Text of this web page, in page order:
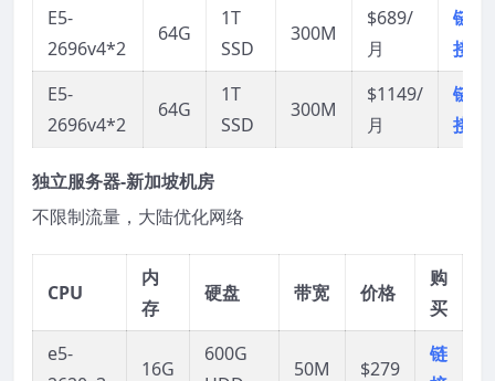
E5-
2696v4*2
64G
1T
SSD
300M
$689/
月
链
接
E5-
2696v4*2
64G
1T
SSD
300M
$1149/
月
链
接
独立服务器-新加坡机房
不限制流量，大陆优化网络
CPU
内
存
硬盘 带宽 价格
购
买
e5-
16G
600G
50M $279
链